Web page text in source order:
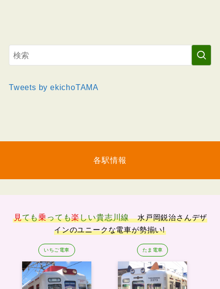
Tweets by ekichoTAMA
各駅情報
見ても乗っても楽しい貴志川線
水戸岡鋭治さんデザ
インのユニークな電車が勢揃い!
いちご電車 たま電車